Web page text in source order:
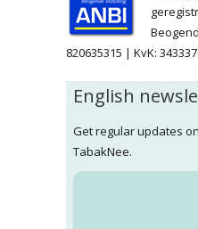
820635315 | KvK:
English
Get regular updates
TabakNee.